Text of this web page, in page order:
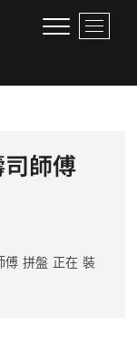
M
e
u
司師傅
傅 拼盤 正在 裝